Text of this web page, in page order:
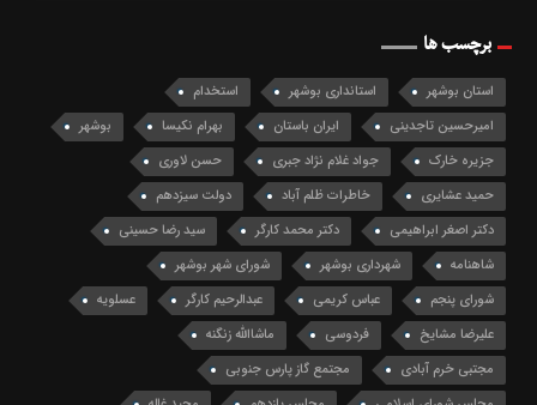
برچسب ها
استان بوشهر استانداری بوشهر
استخدام
امیرحسین تاجدینی
ایران باستان بهرام نکیسا
بوشهر
جزیره خارک
جواد غلام نژاد جبری
حسن لاوری
حمید عشایری
خاطرات ظلم آباد
دولت سیزدهم
دکتر اصغر ابراهیمی
دکتر محمد کارگر
سید رضا حسینی
شاهنامه
شهرداری بوشهر
شورای شهر بوشهر
شورای پنجم
عباس کریمی عبدالرحیم کارگر
عسلویه
علیرضا مشایخ
فردوسی
ماشاالله زنگنه
مجتبی خرم آبادی
مجتمع گاز پارس جنوبی